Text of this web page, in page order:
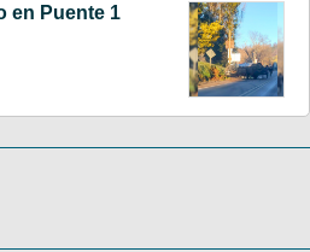
en Puente 1